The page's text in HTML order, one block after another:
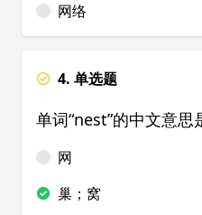
网络
4. 单选题
单词“nest”的中文意思
网
巢；窝